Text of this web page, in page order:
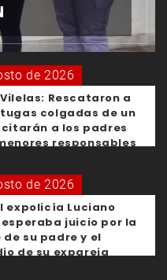
de 2026
Rescataron a
colgadas de un
a los padres
responsables
de 2026
expolicía Luciano
esperaba juicio por la
su padre y el
de su expareja